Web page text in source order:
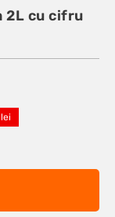
2L cu cifru
lei